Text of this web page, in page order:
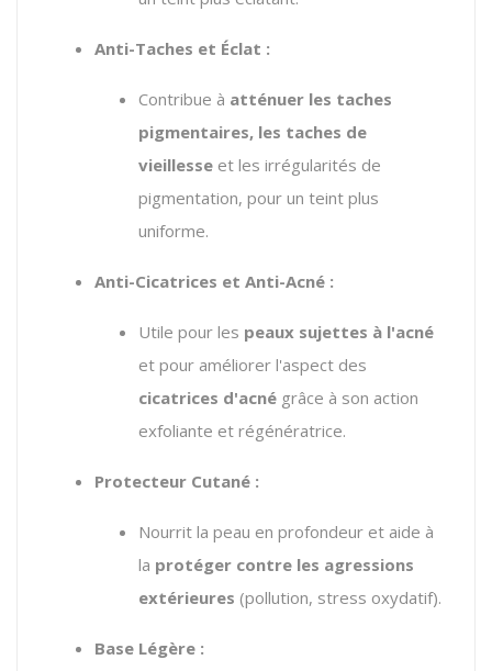
Anti-Taches et Éclat :
Contribue à atténuer les taches
pigmentaires, les taches de
vieillesse et les irrégularités de
pigmentation, pour un teint plus
uniforme.
Anti-Cicatrices et Anti-Acné :
Utile pour les peaux sujettes à l'acné
et pour améliorer l'aspect des
cicatrices d'acné grâce à son action
exfoliante et régénératrice.
Protecteur Cutané :
Nourrit la peau en profondeur et aide à
la protéger contre les agressions
extérieures (pollution, stress oxydatif).
Base Légère :